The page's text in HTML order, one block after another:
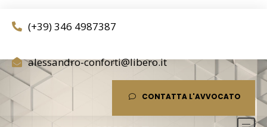
(+39) 346 4987387
alessandro-conforti@libero.it
CONTATTA L'AVVOCATO